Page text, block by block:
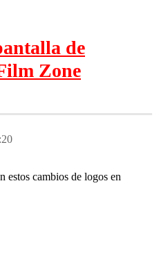
de
Zone
estos cambios de logos en